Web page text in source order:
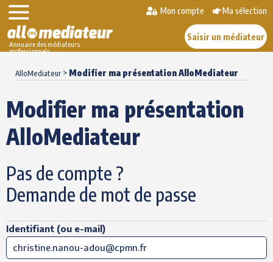
Annuaire des médiateurs
professionnels
Mon compte Ma sélection
Saisir un médiateur
AlloMediateur > Modifier ma présentation AlloMediateur
Modifier ma présentation
AlloMediateur
Pas de compte ?
Demande de mot de passe
Identifiant (ou e-mail)